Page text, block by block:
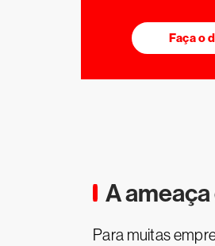
Faça o
A
Para muitas